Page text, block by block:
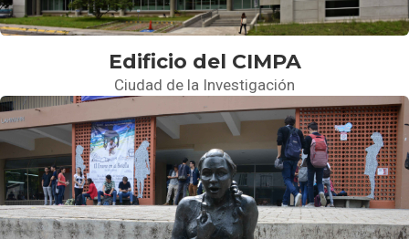
Edificio del CIMPA
Ciudad de la Investigación